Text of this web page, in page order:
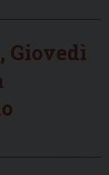
Giovedì